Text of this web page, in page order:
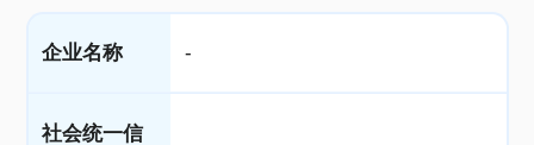
企业名称 -
社会统一信